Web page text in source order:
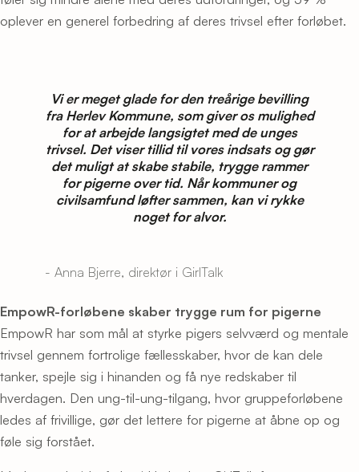
oplever en generel forbedring af deres trivsel efter forløbet.
Vi er meget glade for den treårige bevilling
fra Herlev Kommune, som giver os mulighed
for at arbejde langsigtet med de unges
trivsel. Det viser tillid til vores indsats og gør
det muligt at skabe stabile, trygge rammer
for pigerne over tid. Når kommuner og
civilsamfund løfter sammen, kan vi rykke
noget for alvor.
- Anna Bjerre, direktør i GirlTalk
EmpowR-forløbene skaber trygge rum for pigerne
EmpowR har som mål at styrke pigers selvværd og mentale
trivsel gennem fortrolige fællesskaber, hvor de kan dele
tanker, spejle sig i hinanden og få nye redskaber til
hverdagen. Den ung-til-ung-tilgang, hvor gruppeforløbene
ledes af frivillige, gør det lettere for pigerne at åbne op og
føle sig forstået.